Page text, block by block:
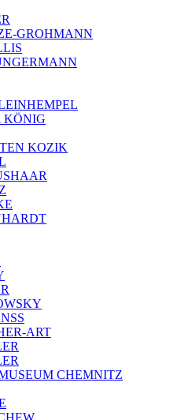
GROHMANN
KÖNIG
KOZIK
ART
CHEMNITZ